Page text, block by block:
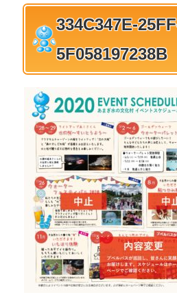
334C347E-
5F058197238B